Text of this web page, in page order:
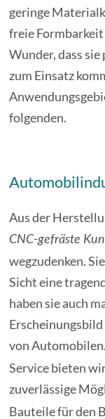
geringe
freie
Wunder, dass
zum Einsatz
folgenden.
Aus der
CNC-gefräste
wegzudenken.
Sicht eine
haben sie auch
von
Service bieten
zuverlässige
Bauteile für den